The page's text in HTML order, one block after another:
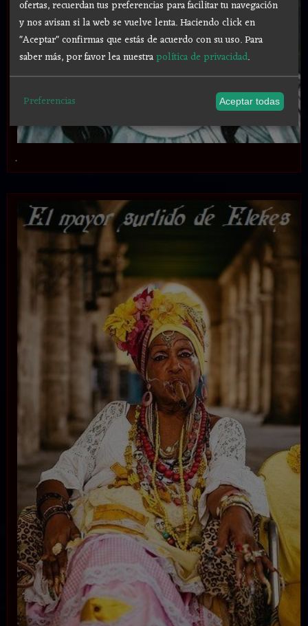
.
ofertas, recuerdan tus preferencias para facilitar tu navegación
y nos avisan si la web se vuelve lenta. Haciendo click en
"Aceptar" confirmas que estás de acuerdo con su uso.Para
saber más, por favor lea nuestrapolítica de privacidad.
Preferencias Aceptar todas